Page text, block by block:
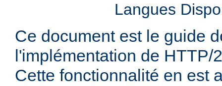
Langues
Ce document est le guide
l'implémentation de HTTP/
Cette fonctionnalité en est